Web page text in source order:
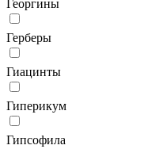
Георгины
Герберы
Гиацинты
Гиперикум
Гипсофила